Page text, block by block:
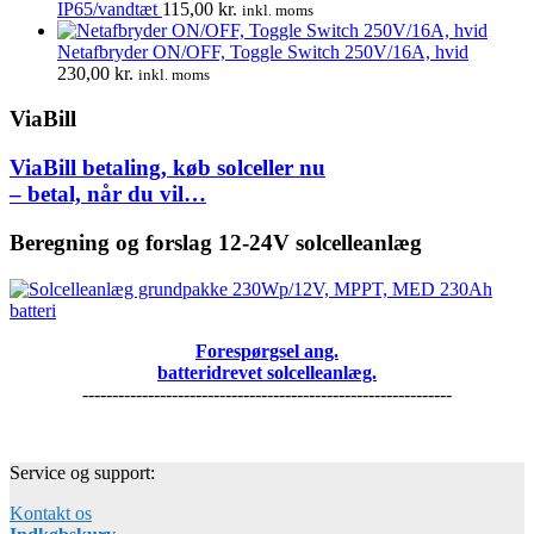
IP65/vandtæt 115,00 kr. inkl. moms
Netafbryder ON/OFF, Toggle Switch 250V/16A, hvid
230,00 kr. inkl. moms
ViaBill
ViaBill betaling, køb solceller nu
– betal, når du vil…
Beregning og forslag 12-24V solcelleanlæg
Forespørgsel ang.
batteridrevet solcelleanlæg.
--------------------------------------------------------------
Service og support:
Kontakt os